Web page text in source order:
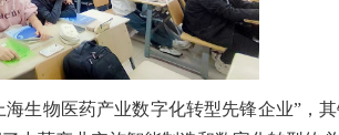
海生物医药产业数字化转型先锋企业”，